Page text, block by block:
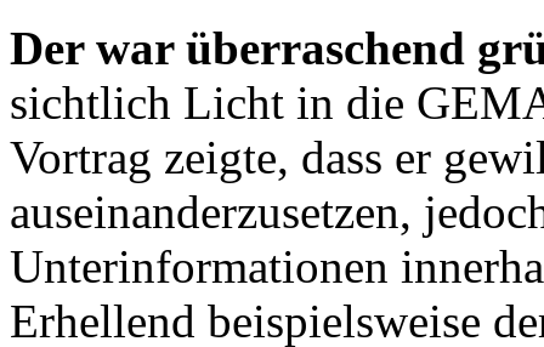
Der war überraschend
sichtlich Licht in die
Vortrag zeigte, dass er
auseinanderzusetzen,
Unterinformationen
Erhellend beispielsweise